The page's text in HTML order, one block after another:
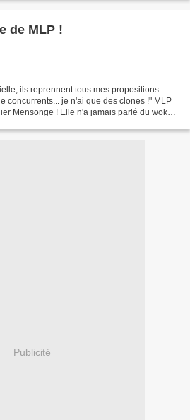
de MLP !
ils reprennent tous mes propositions :
concurrents... je n'ai que des clones !" MLP
Mensonge ! Elle n'a jamais parlé du woke,
Publicité